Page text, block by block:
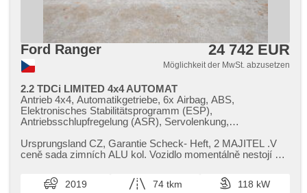
Ford Ranger 24 742 EUR
Möglichkeit der MwSt. abzusetzen
2.2 TDCi LIMITED 4x4 AUTOMAT
Antrieb 4x4, Automatikgetriebe, 6x Airbag, ABS,
Elektronisches Stabilitätsprogramm (ESP),
Antriebsschlupfregelung (ASR), Servolenkung,
Navigation, parkovací senzory přední, parkovací senzory
zadní, Fahrkamera, Scheibenwischersensor, Lenkrad
Seitenscheiben, Dachträger, El. Klappspiegel, El. Spiegel,
Wegfahrsperre, Alarmanlage, Zentralverriegelung mit
Ursprungsland CZ,​ Garantie Scheck​- Heft,​ 2 MAJITEL .V
ceně sada zimních ALU kol. Vozidlo momentálně nestojí v
2019 74 tkm
118 kW